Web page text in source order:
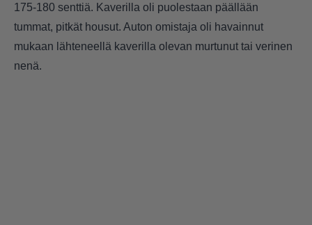
175-180 senttiä. Kaverilla oli puolestaan päällään
tummat, pitkät housut. Auton omistaja oli havainnut
mukaan lähteneellä kaverilla olevan murtunut tai verinen
nenä.